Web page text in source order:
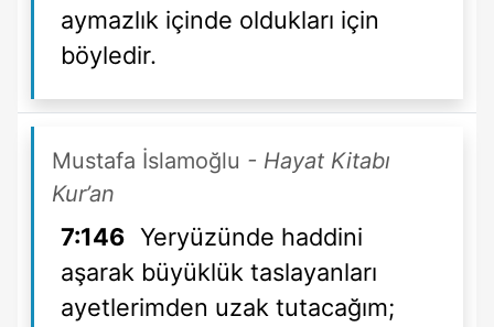
aymazlık içinde oldukları için
böyledir.
Mustafa İslamoğlu - Hayat Kitabı
Kur’an
7:146 Yeryüzünde haddini
aşarak büyüklük taslayanları
ayetlerimden uzak tutacağım;